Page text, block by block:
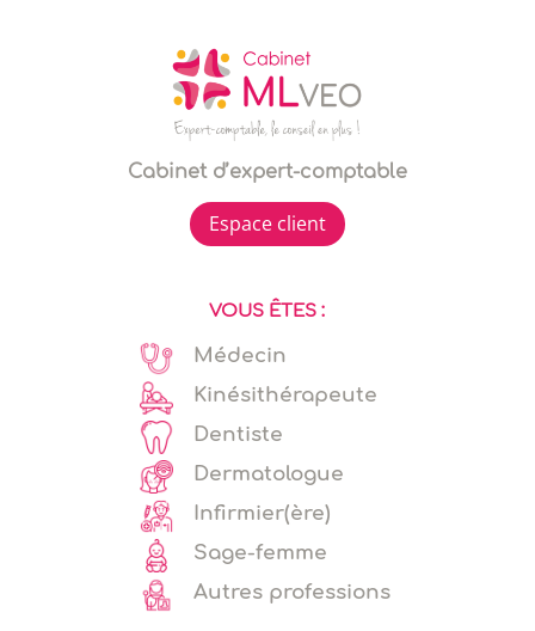
Cabinet d’expert-comptable
Espace client
VOUS ÊTES :
Médecin
Kinésithérapeute
Dentiste
Dermatologue
Infirmier(ère)
Sage-femme
Autres professions